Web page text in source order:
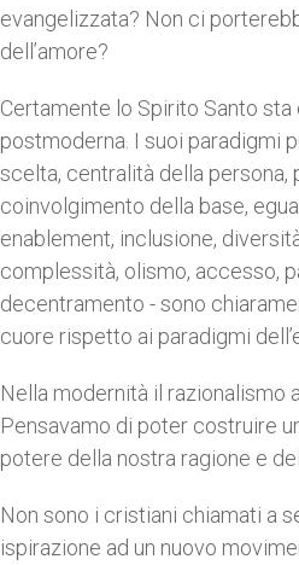
evangelizzata? Non ci
dell’amore?
Certamente lo Spirito Santo
postmoderna. I suoi paradigmi
scelta, centralità della persona,
coinvolgimento della base,
enablement, inclusione,
complessità, olismo, accesso,
decentramento - sono
cuore rispetto ai paradigmi
Nella modernità il razionalismo
Pensavamo di poter costruire
potere della nostra ragione e
Non sono i cristiani chiamati a
ispirazione ad un nuovo